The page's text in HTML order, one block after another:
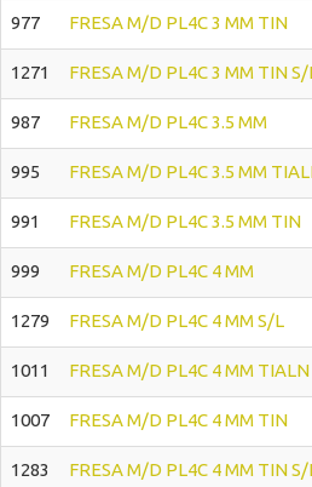
977 FRESA M/D PL4C 3 MM TIN
1271 FRESA M/D PL4C 3 MM TIN S/
987 FRESA M/D PL4C 3.5 MM
995 FRESA M/D PL4C 3.5 MM
991 FRESA M/D PL4C 3.5 MM TIN
999 FRESA M/D PL4C 4 MM
1279 FRESA M/D PL4C 4 MM S/L
1011 FRESA M/D PL4C 4 MM TIALN
1007 FRESA M/D PL4C 4 MM TIN
1283 FRESA M/D PL4C 4 MM TIN S/